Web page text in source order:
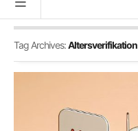
Tag Archives:Altersverifikation